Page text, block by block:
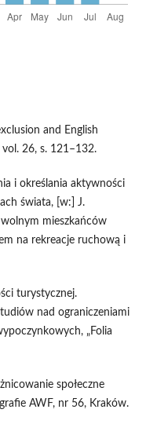
and English
vol. 26, s. 121–132.
i określania aktywności
świata, [w:] J.
mieszkańców
na rekreacje ruchową i
turystycznej.
nad ograniczeniami
„Folia
społeczne
AWF, nr 56, Kraków.